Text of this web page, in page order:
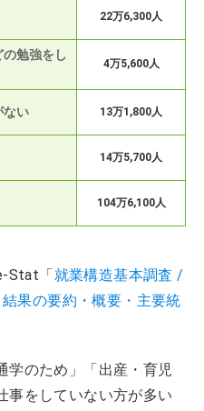
22万6,300人
勉強をし
4万5,600人
ない 13万1,800人
14万5,700人
104万6,100人
Stat「 就業構造基本調査 /
果の要約・概要・主要統
学のため」「出産・育児
事をしていない方が多い